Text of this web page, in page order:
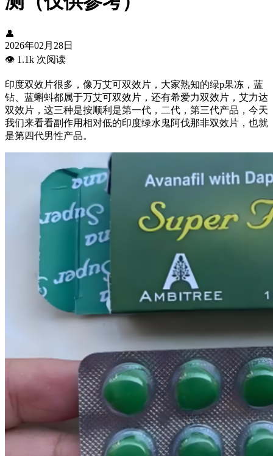
👤
2026年02月28日
👁️ 1.1k 次阅读
印度双效片很多，像万艾可双效片，大家熟知的绿p果冻，蓝
钻、蓝蝌蚪都属于万艾可双效片，还有希爱力双效片，艾力达
双效片，这三种是按顺利是第一代，二代，第三代产品，今天
我们来看看副作用相对低的印度绿水鬼阿伐那非双效片，也就
是第四代男性产品。